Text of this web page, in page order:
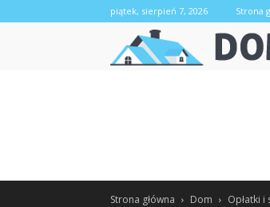
piątek, sierpień 7, 2026 Strona
Strona główna Dom Opłatki